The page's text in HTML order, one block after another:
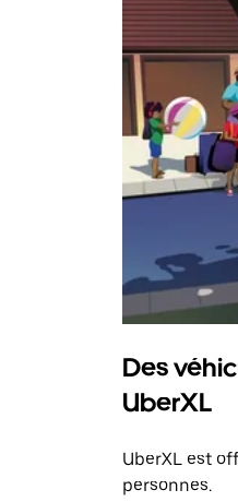
Des
UberXL
UberXL est
personnes.